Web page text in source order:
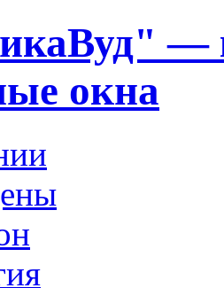
—
окна